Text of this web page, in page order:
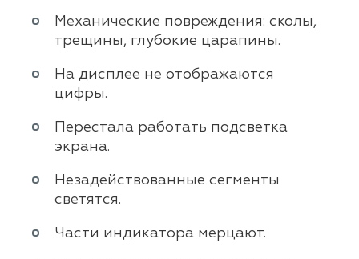
Механические повреждения: сколы,
трещины, глубокие царапины.
На дисплее не отображаются
цифры.
Перестала работать подсветка
экрана.
Незадействованные сегменты
светятся.
Части индикатора мерцают.